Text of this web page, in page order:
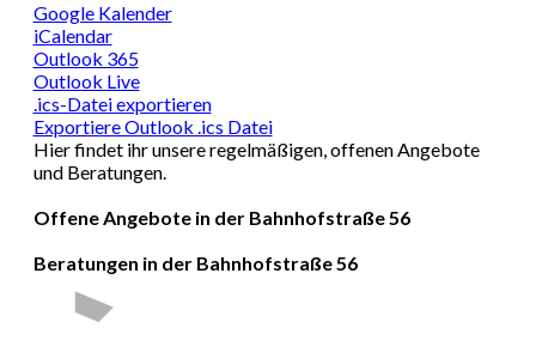
Google Kalender
iCalendar
Outlook 365
Outlook Live
.ics-Datei exportieren
Exportiere Outlook .ics Datei
Hier findet ihr unsere regelmäßigen, offenen Angebote
und Beratungen.
Offene Angebote in der Bahnhofstraße 56
Beratungen in der Bahnhofstraße 56